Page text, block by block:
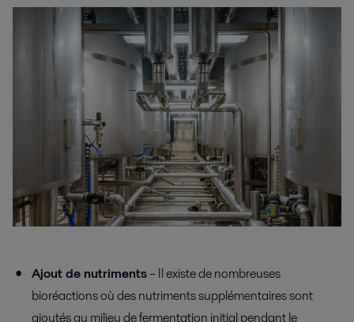
Ajout de nutriments– Il existe de nombreuses
bioréactions où des nutriments supplémentaires sont
ajoutés au milieu de fermentation initial pendant le